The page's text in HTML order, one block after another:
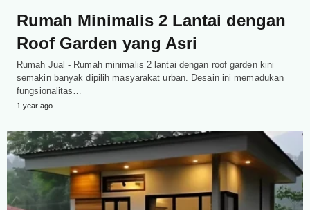
Rumah Minimalis 2 Lantai dengan
Roof Garden yang Asri
Rumah Jual - Rumah minimalis 2 lantai dengan roof garden kini
semakin banyak dipilih masyarakat urban. Desain ini memadukan
fungsionalitas…
1 year ago